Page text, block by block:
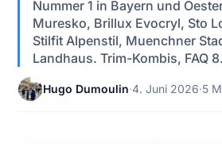
Nummer 1 in Bayern und
Muresko, Brillux Evocryl, Sto
Stilfit Alpenstil, Muenchner
Landhaus. Trim-Kombis, FAQ 8.
Hugo Dumoulin·4. Juni 2026·5